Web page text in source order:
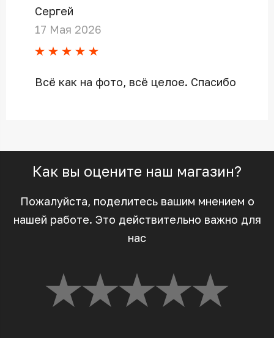
Сергей
17 Мая 2026
Всё как на фото, всё целое. Спасибо
Как вы оцените наш магазин?
Пожалуйста, поделитесь вашим мнением о
нашей работе. Это действительно важно для
нас